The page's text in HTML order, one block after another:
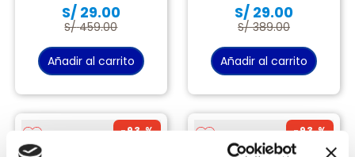
S/ 29.00
S/ 459.00
Añadir al carrito
S/ 29.00
S/ 389.00
Añadir al carrito
-93 % -93 %